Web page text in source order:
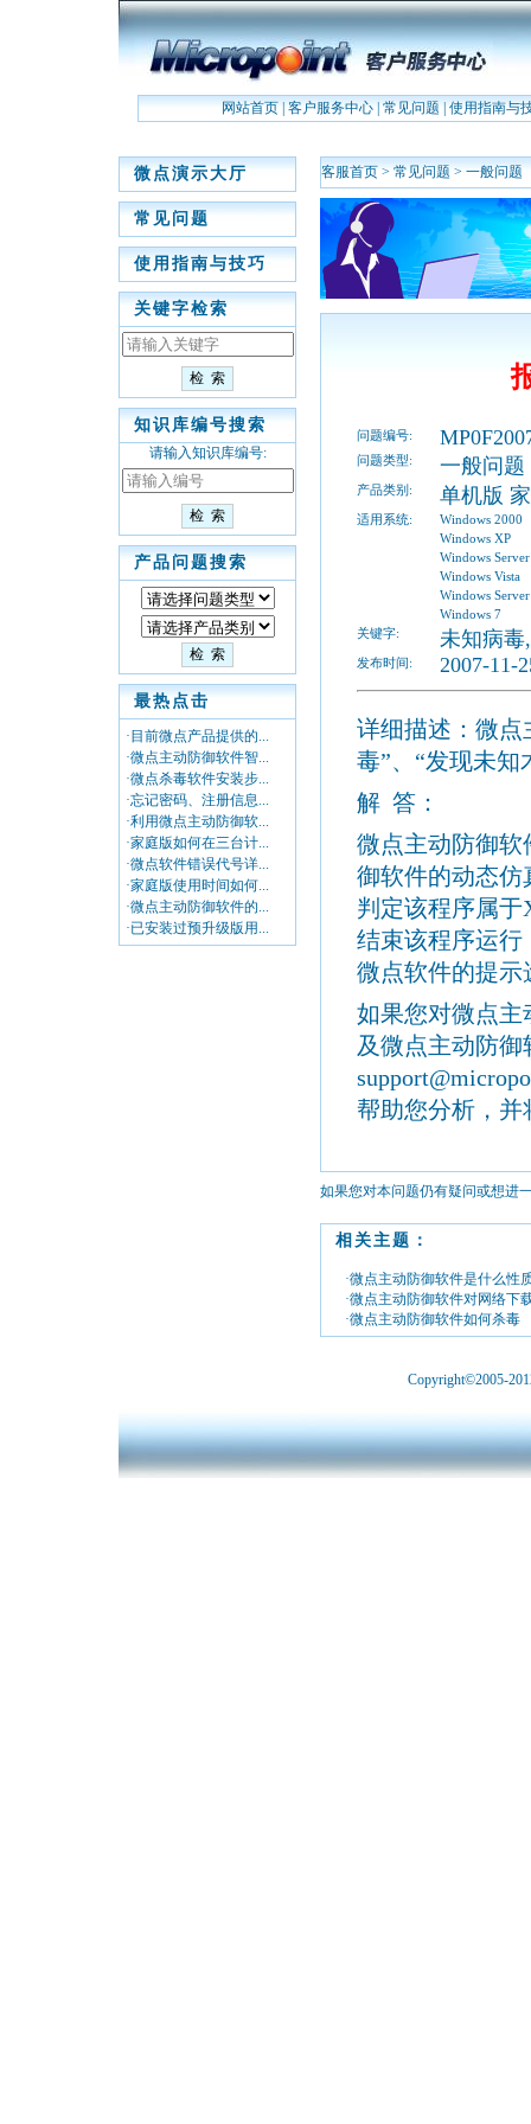
网站首页| 客户服务中心| 常见问题 使用指南与
微点演示大厅
常见问题
使用指南与技巧
关键字检索
知识库编号搜索
请输入知识库编号:
产品问题搜索
最热点击
·目前微点产品提供的...
·微点主动防御软件智...
·微点杀毒软件安装步...
·忘记密码、注册信息...
·利用微点主动防御软...
·家庭版如何在三台计...
·微点软件错误代号详...
·家庭版使用时间如何...
·微点主动防御软件的...
·已安装过预升级版用...
客服首页 > 常见问题 > 一般问题
问题编号:
问题类型: 一般问题
产品类别: 单机版
适用系统:
Windows 2000
Windows XP
Windows
Windows Vista
Windows
Windows 7
关键字:
未知病毒
发布时间: 2007-11-
详细描述：微点
毒”、“发现未知
解 答：
微点主动防御软
御软件的动态仿
判定该程序属于
结束该程序运行
微点软件的提示
如果您对微点主
及微点主动防
帮助您分析，并
如果您对本问题仍有疑问或想进
相关主题：
·微点主动防御软件是什么性
·微点主动防御软件对网络下
·微点主动防御软件如何杀毒
Copyright©2005-